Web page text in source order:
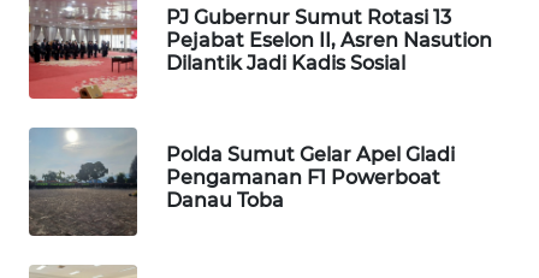
PJ Gubernur Sumut Rotasi 13
Pejabat Eselon II, Asren Nasution
Dilantik Jadi Kadis Sosial
Polda Sumut Gelar Apel Gladi
Pengamanan F1 Powerboat
Danau Toba
MEDAN
NEWS
METRO
JAKARTA
NEWS
KRT
NEWS